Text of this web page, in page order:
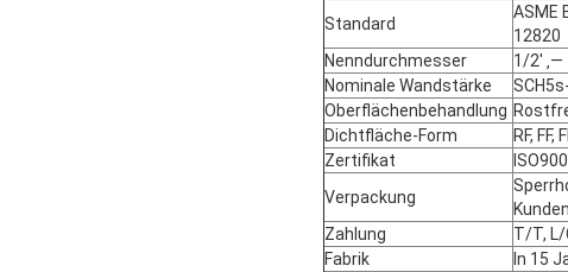
Standard
ASME
12820
Nenndurchmesser
1/2' ‚—
Nominale Wandstärke
Oberflächenbehandlung
Dichtfläche-Form
RF, FF,
Zertifikat
Verpackung
Kunden
Zahlung
T/T, L/
Fabrik
In 15